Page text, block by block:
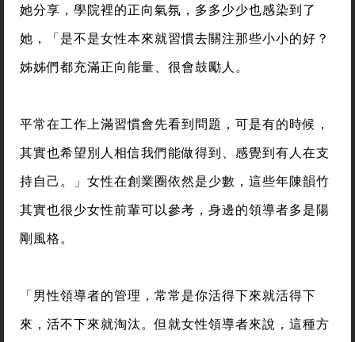
她分享，學院裡的正向氣氛，多多少少也感染到了
她，「是不是女性本來就習慣去關注那些小小的好？
姊姊們都充滿正向能量、很會鼓勵人。
平常在工作上滿習慣會先看到問題，可是有的時候，
其實也希望別人相信我們能做得到、感覺到有人在支
持自己。」女性在創業圈依然是少數，這些年陳韻竹
其實也很少女性前輩可以參考，身邊的領導者多是陽
剛風格。
「男性領導者的管理，常常是你活得下來就活得下
來，活不下來就淘汰。但就女性領導者來說，這種方